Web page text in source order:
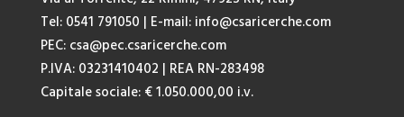
Tel: 0541 791050 | E-mail: info@csaricerche.com
PEC: csa@pec.csaricerche.com
P.IVA: 03231410402 | REA RN-283498
Capitale sociale: € 1.050.000,00 i.v.